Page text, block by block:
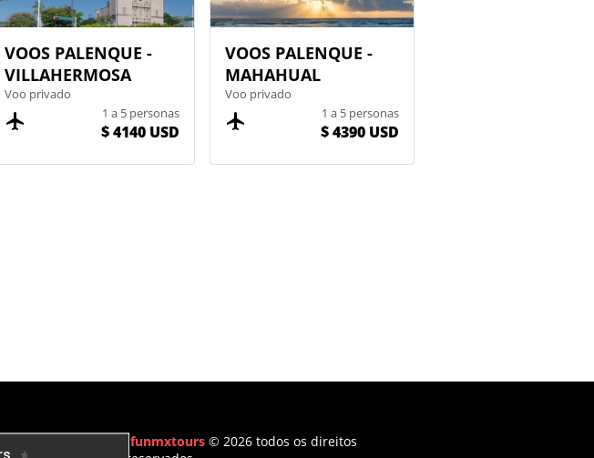
VOOS PALENQUE -
VILLAHERMOSA
Voo privado
1 a 5 personas
$ 4140 USD
VOOS PALENQUE -
MAHAHUAL
Voo privado
1 a 5 personas
$ 4390 USD
Ifunmxtours © 2026 todos os direitos